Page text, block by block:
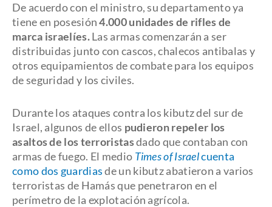
De acuerdo con el ministro, su departamento ya
tiene en posesión4.000 unidades de rifles de
marca israelíes.Las armas comenzarán a ser
distribuidas junto con cascos, chalecos antibalas y
otros equipamientos de combate para los equipos
de seguridad y los civiles.
Durante los ataques contra los kibutz del sur de
Israel, algunos de ellos pudieron repeler los
asaltos de los terroristasdado que contaban con
armas de fuego. El medio Times of Israelcuenta
como dos guardiasde un kibutz abatieron a varios
terroristas de Hamás que penetraron en el
perímetro de la explotación agrícola.